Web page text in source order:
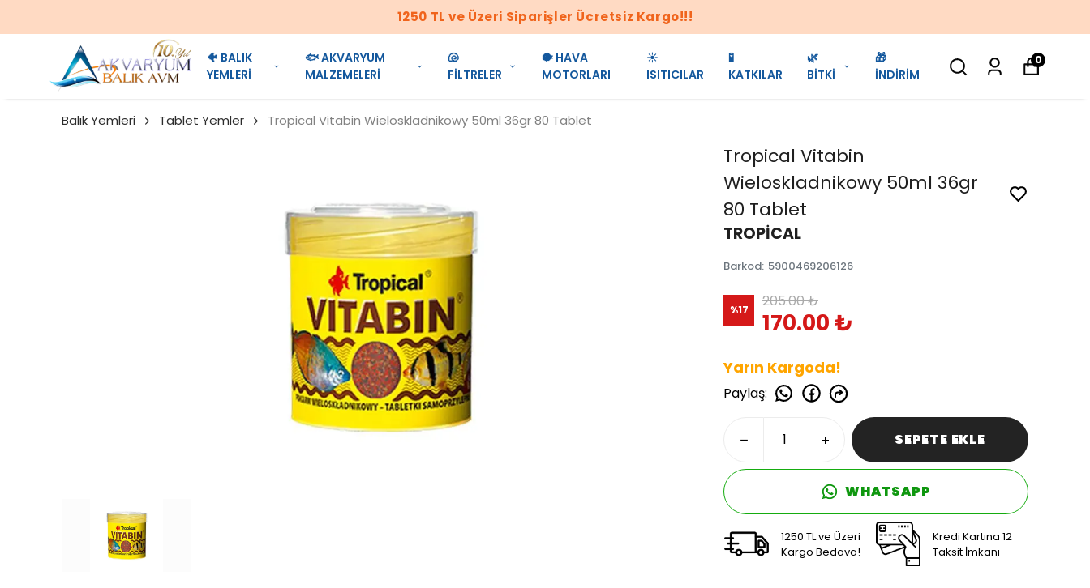
1250 TL ve Üzeri Siparişler Ücretsiz Kargo!!!
🐠 BALIK
YEMLERİ
🐟 AKVARYUM
MALZEMELERİ
🐚
FİLTRELER
🐡 HAVA
MOTORLARI
☀️
ISITICILAR
🧪
KATKILAR
🌿
BİTKİ
🎁
İNDİRİM
0
Balık Yemleri Tablet Yemler Tropical Vitabin Wieloskladnikowy 50ml 36gr 80 Tablet
Tropical Vitabin
Wieloskladnikowy 50ml 36gr
80 Tablet
TROPİCAL
Barkod: 5900469206126
%17 205.00 ₺
170.00 ₺
Yarın Kargoda!
Paylaş:
SEPETE EKLE
WHATSAPP
1250 TL ve Üzeri
Kargo Bedava!
Kredi Kartına 12
Taksit İmkanı